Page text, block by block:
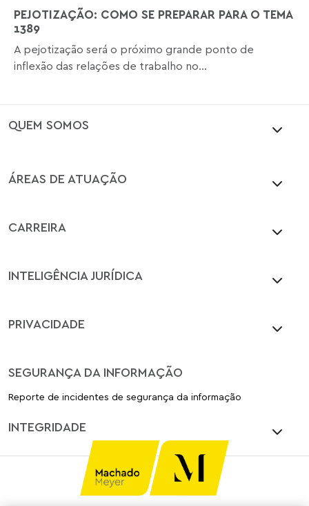
PEJOTIZAÇÃO: COMO SE PREPARAR PARA O TEMA
1389
A pejotização será o próximo grande ponto de
inflexão das relações de trabalho no...
QUEM SOMOS
ÁREAS DE ATUAÇÃO
CARREIRA
INTELIGÊNCIA JURÍDICA
PRIVACIDADE
SEGURANÇA DA INFORMAÇÃO
Reporte de incidentes de segurança da informação
INTEGRIDADE